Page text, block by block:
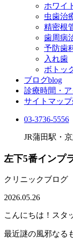
ホワイ
虫歯治
精密根
歯周病
予防歯
入れ歯
ボトッ
ブログblog
診療時間・
サイトマップ
03-3736-5556
JR蒲田駅・
左下5番インプ
クリニックブログ
2026.05.26
こんにちは！スタ
最近謎の風邪なる